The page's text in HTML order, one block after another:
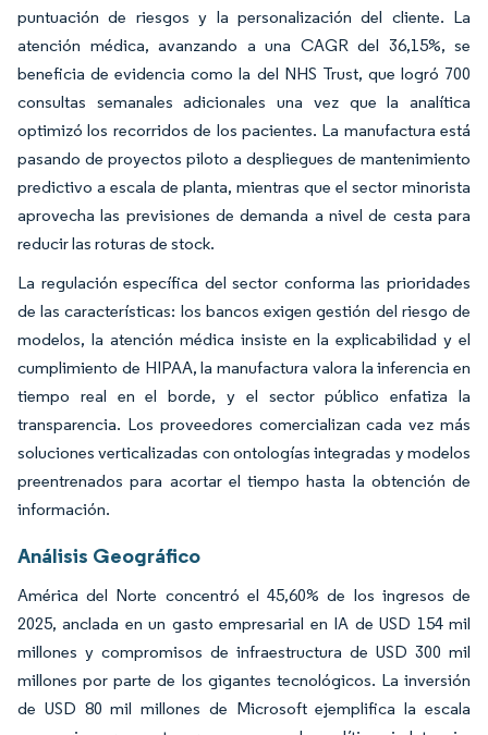
puntuación de riesgos y la personalización del cliente. La
atención médica, avanzando a una CAGR del 36,15%, se
beneficia de evidencia como la del NHS Trust, que logró 700
consultas semanales adicionales una vez que la analítica
optimizó los recorridos de los pacientes. La manufactura está
pasando de proyectos piloto a despliegues de mantenimiento
predictivo a escala de planta, mientras que el sector minorista
aprovecha las previsiones de demanda a nivel de cesta para
reducir las roturas de stock.
La regulación específica del sector conforma las prioridades
de las características: los bancos exigen gestión del riesgo de
modelos, la atención médica insiste en la explicabilidad y el
cumplimiento de HIPAA, la manufactura valora la inferencia en
tiempo real en el borde, y el sector público enfatiza la
transparencia. Los proveedores comercializan cada vez más
soluciones verticalizadas con ontologías integradas y modelos
preentrenados para acortar el tiempo hasta la obtención de
información.
Análisis Geográfico
América del Norte concentró el 45,60% de los ingresos de
2025, anclada en un gasto empresarial en IA de USD 154 mil
millones y compromisos de infraestructura de USD 300 mil
millones por parte de los gigantes tecnológicos. La inversión
de USD 80 mil millones de Microsoft ejemplifica la escala